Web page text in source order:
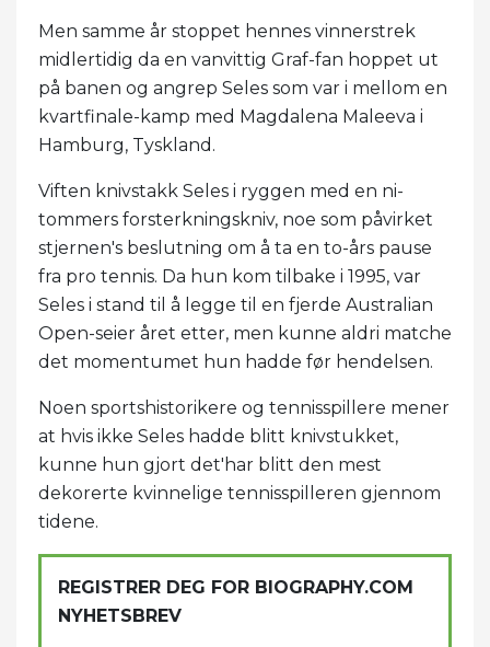
Men samme år stoppet hennes vinnerstrek
midlertidig da en vanvittig Graf-fan hoppet ut
på banen og angrep Seles som var i mellom en
kvartfinale-kamp med Magdalena Maleeva i
Hamburg, Tyskland.
Viften knivstakk Seles i ryggen med en ni-
tommers forsterkningskniv, noe som påvirket
stjernen's beslutning om å ta en to-års pause
fra pro tennis. Da hun kom tilbake i 1995, var
Seles i stand til å legge til en fjerde Australian
Open-seier året etter, men kunne aldri matche
det momentumet hun hadde før hendelsen.
Noen sportshistorikere og tennisspillere mener
at hvis ikke Seles hadde blitt knivstukket,
kunne hun gjort det'har blitt den mest
dekorerte kvinnelige tennisspilleren gjennom
tidene.
REGISTRER DEG FOR BIOGRAPHY.COM
NYHETSBREV